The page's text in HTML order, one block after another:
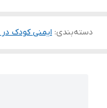
دسته‌بندی: ایمنی کودک